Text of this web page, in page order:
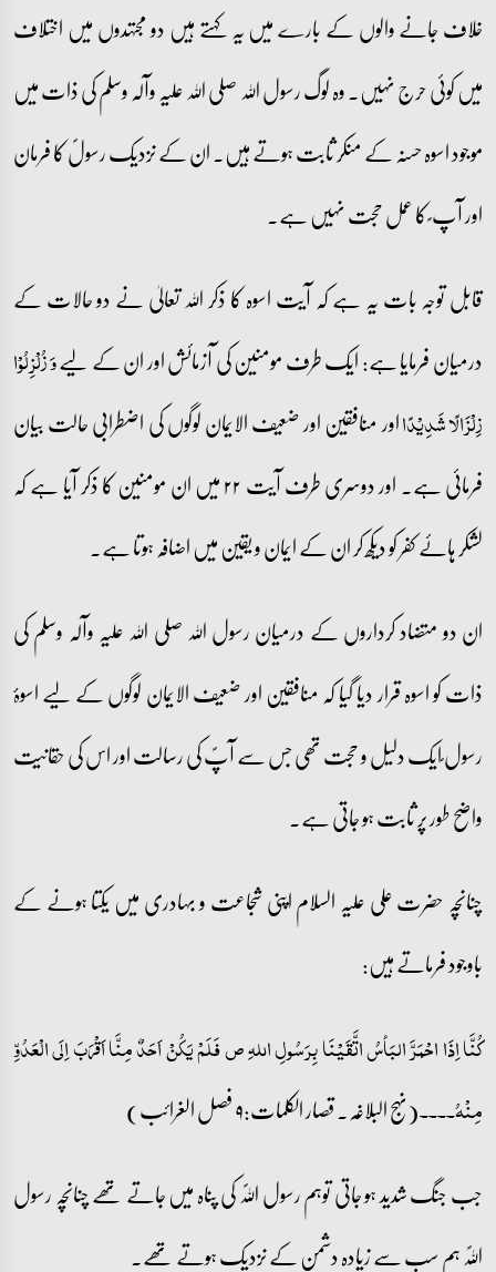
خلاف جانے والوں کے بارے میں یہ کہتے ہیں دو مجتہدوں میں اختلاف
میں کوئی حرج نہیں۔ وہ لوگ رسول اللہ صلی اللہ علیہ وآلہ وسلم کی ذات میں
موجود اسوہ حسنہ کے منکر ثابت ہوتے ہیں۔ ان کے نزدیک رسولؐ کا فرمان
اور آپ ؐ کا عمل حجت نہیں ہے۔
قابل توجہ بات یہ ہے کہ آیت اسوہ کا ذکر اللہ تعالیٰ نے دو حالات کے
درمیان فرمایا ہے: ایک طرف مومنین کی آزمائش اور ان کے لیےوَ زُلۡزِلُوۡا
زِلۡزَالًا شَدِیۡدًااور منافقین اور ضعیف الایمان لوگوں کی اضطرابی حالت بیان
فرمائی ہے۔ اور دوسری طرف آیت ۲۲ میں ان مومنین کا ذکر آیا ہے کہ
لشکر ہائے کفر کو دیکھ کر ان کے ایمان و یقین میں اضافہ ہوتا ہے۔
ان دو متضاد کرداروں کے درمیان رسول اللہ صلی اللہ علیہ وآلہ وسلم کی
ذات کو اسوہ قرار دیا گیا کہ منافقین اور ضعیف الایمان لوگوں کے لیے اسوۂ
رسول ؐایک دلیل و حجت تھی جس سے آپؐ کی رسالت اور اس کی حقانیت
واضح طور پر ثابت ہو جاتی ہے۔
چنانچہ حضرت علی علیہ السلام اپنی شجاعت و بہادری میں یکتا ہونے کے
باوجود فرماتے ہیں:
کُنَّا اِذَا احْمَرَّ البَأسُ اتَّقَیْنَا بِرَسُولِ اللہِ ص فَلَمْ یَکُنْ اَحَدٌ مِنَّا اَقْرَبَ اِلَی الْعَدُوِّ
مِنْہُ۔۔۔۔(نہج البلاغہ۔ قصار الکلمات:۹ فصل الغرائب)
جب جنگ شدید ہو جاتی توہم رسول اللہؐ کی پناہ میں جاتے تھے چنانچہ رسول
اللہؐ ہم سب سے زیادہ دشمن کے نزدیک ہوتے تھے۔